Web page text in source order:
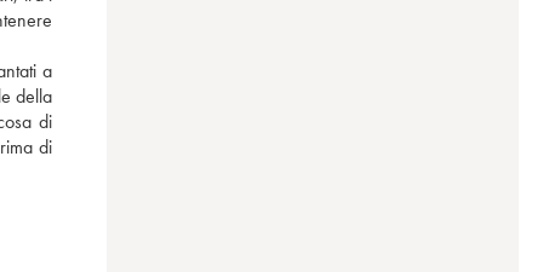
a
della
di
di